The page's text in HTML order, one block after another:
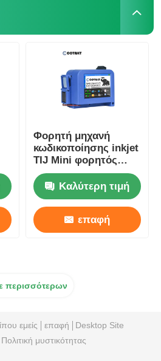
Φορητή μηχανή
κωδικοποίησης inkjet
TIJ Mini φορητός
εκτυπωτής inkjet
Καλύτερη τιμή
επαφή
περισσότερων
εμείς επαφή
Desktop Site
Πολιτική μυστικότητας